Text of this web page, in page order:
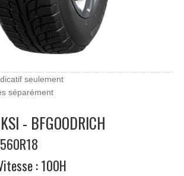
seulement
séparément
- BFGOODRICH
: 100H